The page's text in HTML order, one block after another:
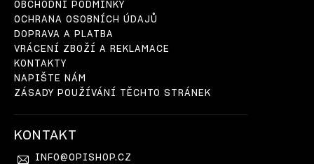
OBCHODNÍ PODMÍNKY
OCHRANA OSOBNÍCH ÚDAJŮ
DOPRAVA A PLATBA
VRÁCENÍ ZBOŽÍ A REKLAMACE
KONTAKTY
NAPIŠTE NÁM
ZÁSADY POUŽÍVÁNÍ TĚCHTO STRÁNEK
KONTAKT
INFO@OPISHOP.CZ